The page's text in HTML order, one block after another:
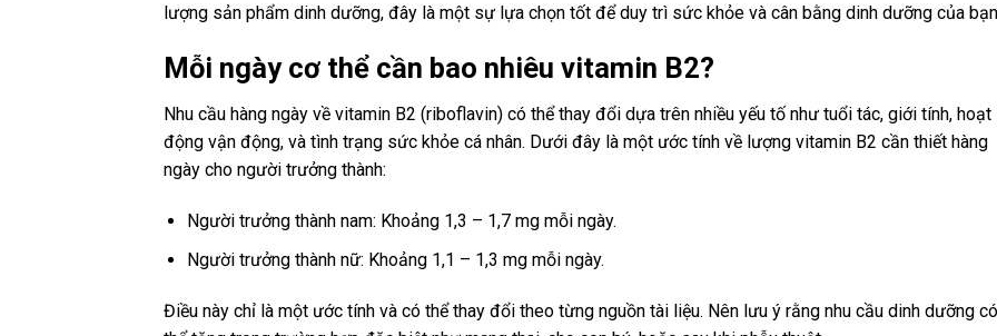
lượng sản phẩm dinh dưỡng, đây là một sự lựa chọn tốt để duy trì sức khỏe và cân bằng dinh dưỡng của
Mỗi ngày cơ thể cần bao nhiêu vitamin B2?
Nhu cầu hàng ngày về vitamin B2 (riboflavin) có thể thay đổi dựa trên nhiều yếu tố như tuổi tác, giới tính, hoạt
động vận động, và tình trạng sức khỏe cá nhân. Dưới đây là một ước tính về lượng vitamin B2 cần thiết hàng
ngày cho người trưởng thành:
Người trưởng thành nam: Khoảng 1,3 – 1,7 mg mỗi ngày.
Người trưởng thành nữ: Khoảng 1,1 – 1,3 mg mỗi ngày.
Điều này chỉ là một ước tính và có thể thay đổi theo từng nguồn tài liệu. Nên lưu ý rằng nhu cầu dinh dưỡng có